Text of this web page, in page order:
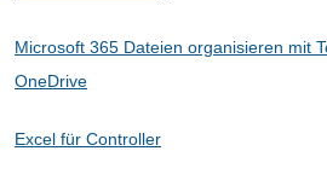
Microsoft 365 Dateien organisieren mit
OneDrive
Excel für Controller